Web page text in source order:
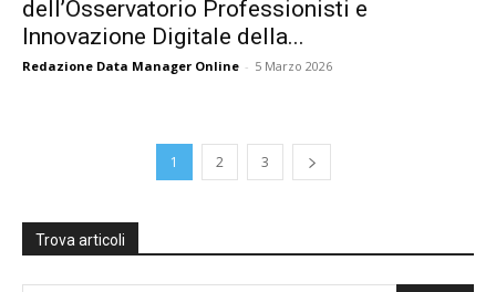
dell’Osservatorio Professionisti e
Innovazione Digitale della...
Redazione Data Manager Online - 5 Marzo 2026
1 2 3
Trova articoli